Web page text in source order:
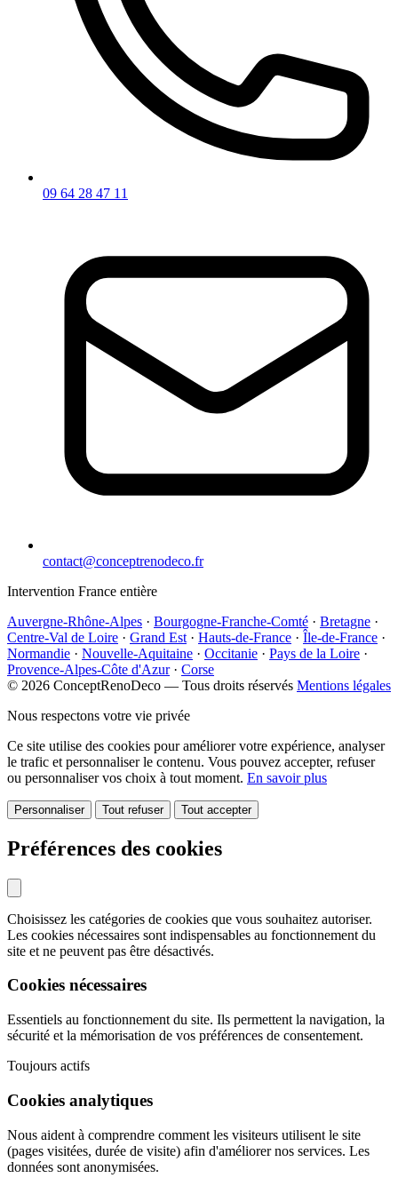
09 64 28 47 11
contact@conceptrenodeco.fr
Intervention France entière
Auvergne-Rhône-Alpes · Bourgogne-Franche-Comté · Bretagne ·
Centre-Val de Loire · Grand Est · Hauts-de-France · Île-de-France ·
Normandie · Nouvelle-Aquitaine · Occitanie · Pays de la Loire ·
Provence-Alpes-Côte d'Azur · Corse
© 2026 ConceptRenoDeco — Tous droits réservés Mentions légales
Nous respectons votre vie privée
Ce site utilise des cookies pour améliorer votre expérience, analyser
le trafic et personnaliser le contenu. Vous pouvez accepter, refuser
ou personnaliser vos choix à tout moment. En savoir plus
Personnaliser Tout refuser Tout accepter
Préférences des cookies
Choisissez les catégories de cookies que vous souhaitez autoriser.
Les cookies nécessaires sont indispensables au fonctionnement du
site et ne peuvent pas être désactivés.
Cookies nécessaires
Essentiels au fonctionnement du site. Ils permettent la navigation, la
sécurité et la mémorisation de vos préférences de consentement.
Toujours actifs
Cookies analytiques
Nous aident à comprendre comment les visiteurs utilisent le site
(pages visitées, durée de visite) afin d'améliorer nos services. Les
données sont anonymisées.